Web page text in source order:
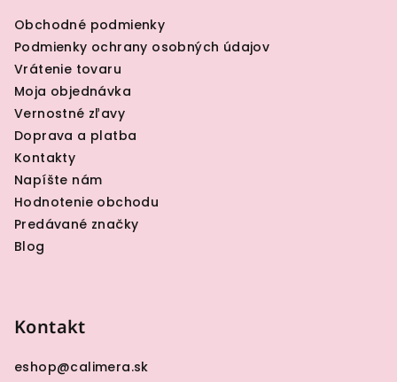
Obchodné podmienky
Podmienky ochrany osobných údajov
Vrátenie tovaru
Moja objednávka
Vernostné zľavy
Doprava a platba
Kontakty
Napíšte nám
Hodnotenie obchodu
Predávané značky
Blog
Kontakt
eshop@calimera.sk